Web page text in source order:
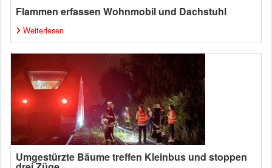
Flammen erfassen Wohnmobil und Dachstuhl
Weiterlesen
Umgestürzte Bäume treffen Kleinbus und stoppen